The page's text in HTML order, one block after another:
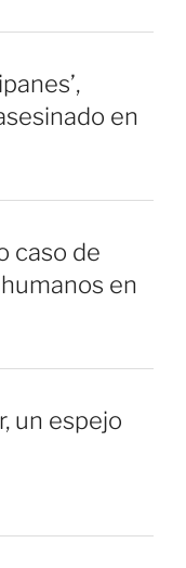
en
caso de
en
un espejo